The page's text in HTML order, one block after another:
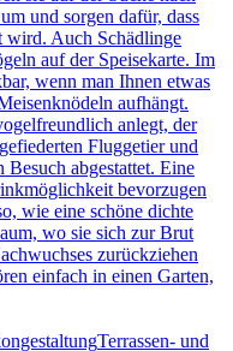
und sorgen dafür, dass
wird. Auch Schädlinge
auf der Speisekarte. Im
wenn man Ihnen etwas
aufhängt.
anlegt, der
Fluggetier und
Besuch abgestattet. Eine
bevorzugen
wie eine schöne dichte
wo sie sich zur Brut
zurückziehen
einfach in einen Garten,
Terrassen- und